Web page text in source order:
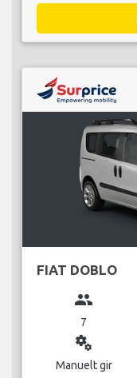
FIAT DOBLO
group
7
miscellaneous_services
Manuelt gir